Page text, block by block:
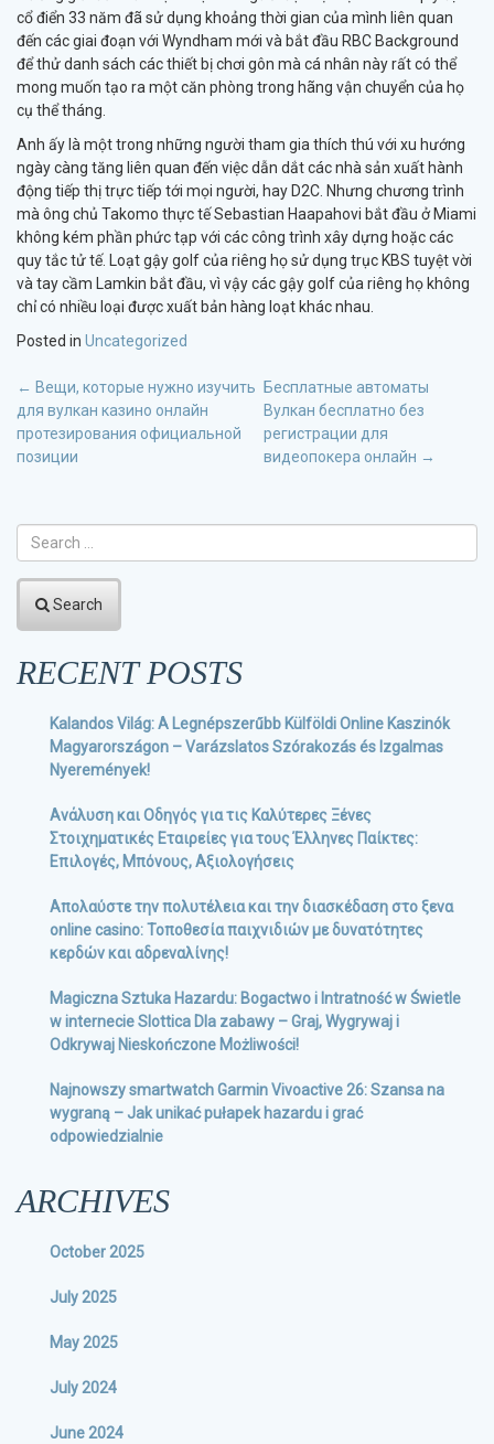
cổ điển 33 năm đã sử dụng khoảng thời gian của mình liên quan
đến các giai đoạn với Wyndham mới và bắt đầu RBC Background
để thử danh sách các thiết bị chơi gôn mà cá nhân này rất có thể
mong muốn tạo ra một căn phòng trong hãng vận chuyển của họ
cụ thể tháng.
Anh ấy là một trong những người tham gia thích thú với xu hướng
ngày càng tăng liên quan đến việc dẫn dắt các nhà sản xuất hành
động tiếp thị trực tiếp tới mọi người, hay D2C. Nhưng chương trình
mà ông chủ Takomo thực tế Sebastian Haapahovi bắt đầu ở Miami
không kém phần phức tạp với các công trình xây dựng hoặc các
quy tắc tử tế. Loạt gậy golf của riêng họ sử dụng trục KBS tuyệt vời
và tay cầm Lamkin bắt đầu, vì vậy các gậy golf của riêng họ không
chỉ có nhiều loại được xuất bản hàng loạt khác nhau.
Posted in Uncategorized
POST
NAVIGATION
← Вещи, которые нужно изучить
для вулкан казино онлайн
протезирования официальной
позиции
Бесплатные автоматы
Вулкан бесплатно без
регистрации для
видеопокера онлайн →
Search
RECENT POSTS
Kalandos Világ: A Legnépszerűbb Külföldi Online Kaszinók
Magyarországon – Varázslatos Szórakozás és Izgalmas
Nyeremények!
Ανάλυση και Οδηγός για τις Καλύτερες Ξένες
Στοιχηματικές Εταιρείες για τους Έλληνες Παίκτες:
Επιλογές, Μπόνους, Αξιολογήσεις
Απολαύστε την πολυτέλεια και την διασκέδαση στο ξενα
online casino: Τοποθεσία παιχνιδιών με δυνατότητες
κερδών και αδρεναλίνης!
Magiczna Sztuka Hazardu: Bogactwo i Intratność w Świetle
w internecie Slottica Dla zabawy – Graj, Wygrywaj i
Odkrywaj Nieskończone Możliwości!
Najnowszy smartwatch Garmin Vivoactive 26: Szansa na
wygraną – Jak unikać pułapek hazardu i grać
odpowiedzialnie
ARCHIVES
October 2025
July 2025
May 2025
July 2024
June 2024